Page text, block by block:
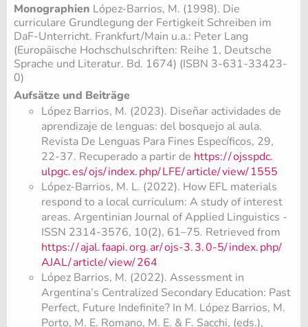
Monographien López-Barrios, M. (1998). Die
curriculare Grundlegung der Fertigkeit Schreiben im
DaF-Unterricht. Frankfurt/Main u.a.: Peter Lang
(Europäische Hochschulschriften: Reihe 1, Deutsche
Sprache und Literatur. Bd. 1674) (ISBN 3-631-33423-
0)
Aufsätze und Beiträge
López Barrios, M. (2023). Diseñar actividades de
aprendizaje de lenguas: del bosquejo al aula.
Revista De Lenguas Para Fines Específicos, 29,
22-37. Recuperado a partir de https://ojsspdc.
ulpgc.es/ojs/index.php/LFE/article/view/1555
López-Barrios, M. L. (2022). How EFL materials
respond to a local curriculum: A study of interest
areas. Argentinian Journal of Applied Linguistics -
ISSN 2314-3576, 10(2), 61–75. Retrieved from
https://ajal.faapi.org.ar/ojs-3.3.0-5/index.php/
AJAL/article/view/264
López Barrios, M. (2022). Assessment in
Argentina’s Centralized Secondary Education: Past
Perfect, Future Indefinite? In M. López Barrios, M.
Porto, M. E. Romano, M. E. & F. Sacchi, (eds.),